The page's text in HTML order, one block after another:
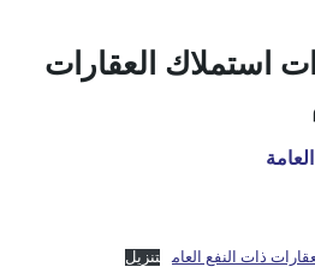
استملاك العقارات
ذات النفع العام تنزيل